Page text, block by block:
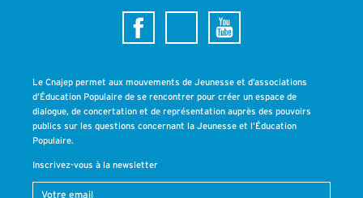
Le Cnajep permet aux mouvements de Jeunesse et d’associations
d’Éducation Populaire de se rencontrer pour créer un espace de
dialogue, de concertation et de représentation auprès des pouvoirs
publics sur les questions concernant la Jeunesse et l’Éducation
Populaire.
Inscrivez-vous à la newsletter